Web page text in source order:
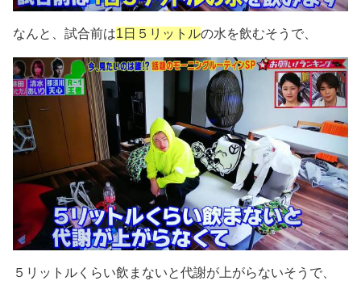
なんと、試合前は1日５リットルの水を飲むそうで、
５リットルくらい飲まないと代謝が上がらないそうで、